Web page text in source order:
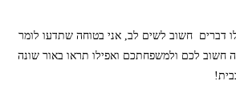
דברים חשוב לשים לב, אני בטוחה שתדעו לומר
חשוב לכם ולמשפחתכם ואפילו תראו באור שונה